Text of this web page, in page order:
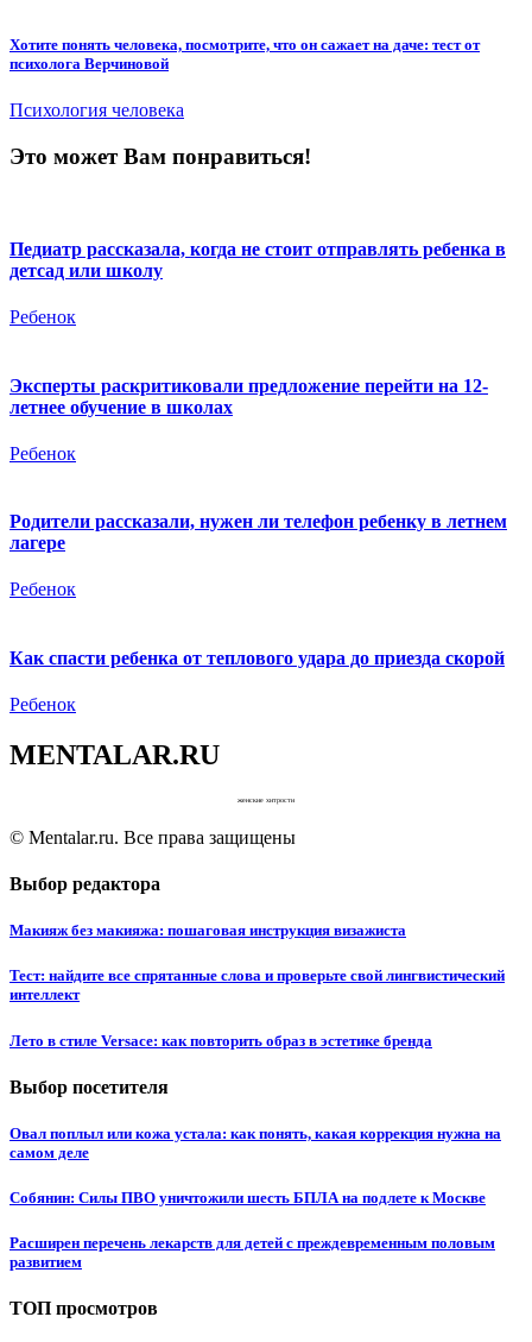
Хотите понять человека, посмотрите, что он сажает на даче: тест от
психолога Верчиновой
Психология человека
Это может Вам понравиться!
Педиатр рассказала, когда не стоит отправлять ребенка в
детсад или школу
Ребенок
Эксперты раскритиковали предложение перейти на 12-
летнее обучение в школах
Ребенок
Родители рассказали, нужен ли телефон ребенку в летнем
лагере
Ребенок
Как спасти ребенка от теплового удара до приезда скорой
Ребенок
MENTALAR.RU
женские хитрости
© Mentalar.ru. Все права защищены
Выбор редактора
Макияж без макияжа: пошаговая инструкция визажиста
Тест: найдите все спрятанные слова и проверьте свой лингвистический
интеллект
Лето в стиле Versace: как повторить образ в эстетике бренда
Выбор посетителя
Овал поплыл или кожа устала: как понять, какая коррекция нужна на
самом деле
Собянин: Силы ПВО уничтожили шесть БПЛА на подлете к Москве
Расширен перечень лекарств для детей с преждевременным половым
развитием
ТОП просмотров